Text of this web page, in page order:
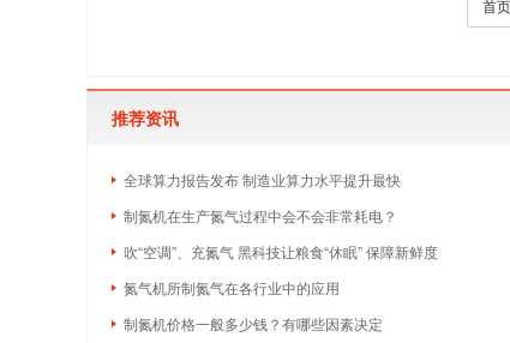
首页
推荐资讯
全球算力报告发布 制造业算力水平提升最快
制氮机在生产氮气过程中会不会非常耗电？
吹“空调”、充氮气 黑科技让粮食“休眠” 保障新鲜度
氮气机所制氮气在各行业中的应用
制氮机价格一般多少钱？有哪些因素决定